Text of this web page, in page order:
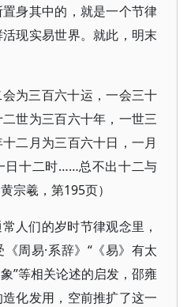
身其中的，就是一个节律
现实易世界。就此，明末
为三百六十运，一会三十
世为三百六十年，一世三
二月为三百六十日，一月
日十二时……总不出十二与
宗羲，第195页）
人们的岁时节律观念里，
周易·系辞》“《易》有太
”等相关论述的启发，邵雍
化发用，空前推扩了这一